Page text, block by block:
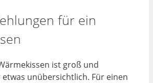
für ein
ist groß und
unübersichtlich. Für einen